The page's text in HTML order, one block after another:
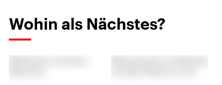
Wohin als Nächstes?